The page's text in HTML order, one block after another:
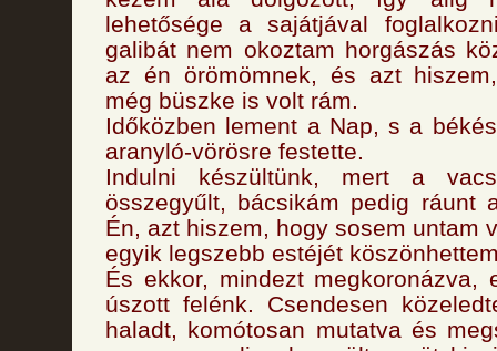
lehetősége a sajátjával
galibát nem okoztam horgászás
az én örömömnek, és azt
még büszke is volt rám.
Időközben lement a Nap, s a
aranyló-vörösre festette.
Indulni készültünk, mert a
összegyűlt, bácsikám pedig ráunt
Én, azt hiszem, hogy sosem untam
egyik legszebb estéjét
És ekkor, mindezt megkoronázva,
úszott felénk. Csendesen
haladt, komótosan mutatva és